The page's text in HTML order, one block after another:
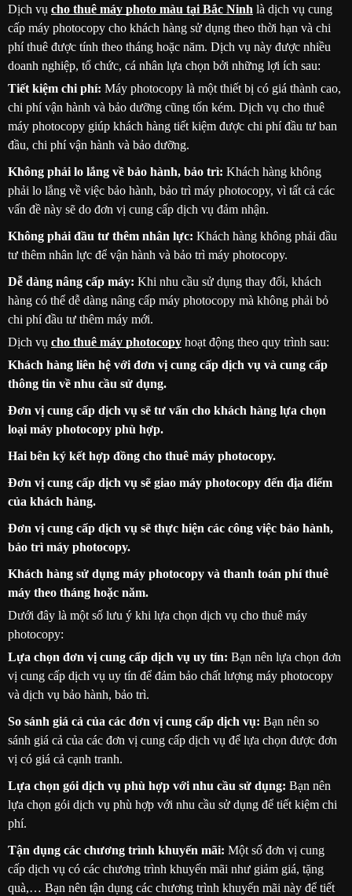
Dịch vụ cho thuê máy photo màu tại Bắc Ninh là dịch vụ cung
cấp máy photocopy cho khách hàng sử dụng theo thời hạn và chi
phí thuê được tính theo tháng hoặc năm. Dịch vụ này được nhiều
doanh nghiệp, tổ chức, cá nhân lựa chọn bởi những lợi ích sau:
Tiết kiệm chi phí: Máy photocopy là một thiết bị có giá thành cao,
chi phí vận hành và bảo dưỡng cũng tốn kém. Dịch vụ cho thuê
máy photocopy giúp khách hàng tiết kiệm được chi phí đầu tư ban
đầu, chi phí vận hành và bảo dưỡng.
Không phải lo lắng về bảo hành, bảo trì: Khách hàng không
phải lo lắng về việc bảo hành, bảo trì máy photocopy, vì tất cả các
vấn đề này sẽ do đơn vị cung cấp dịch vụ đảm nhận.
Không phải đầu tư thêm nhân lực: Khách hàng không phải đầu
tư thêm nhân lực để vận hành và bảo trì máy photocopy.
Dễ dàng nâng cấp máy: Khi nhu cầu sử dụng thay đổi, khách
hàng có thể dễ dàng nâng cấp máy photocopy mà không phải bỏ
chi phí đầu tư thêm máy mới.
Dịch vụ cho thuê máy photocopy hoạt động theo quy trình sau:
Khách hàng liên hệ với đơn vị cung cấp dịch vụ và cung cấp
thông tin về nhu cầu sử dụng.
Đơn vị cung cấp dịch vụ sẽ tư vấn cho khách hàng lựa chọn
loại máy photocopy phù hợp.
Hai bên ký kết hợp đồng cho thuê máy photocopy.
Đơn vị cung cấp dịch vụ sẽ giao máy photocopy đến địa điểm
của khách hàng.
Đơn vị cung cấp dịch vụ sẽ thực hiện các công việc bảo hành,
bảo trì máy photocopy.
Khách hàng sử dụng máy photocopy và thanh toán phí thuê
máy theo tháng hoặc năm.
Dưới đây là một số lưu ý khi lựa chọn dịch vụ cho thuê máy
photocopy:
Lựa chọn đơn vị cung cấp dịch vụ uy tín: Bạn nên lựa chọn đơn
vị cung cấp dịch vụ uy tín để đảm bảo chất lượng máy photocopy
và dịch vụ bảo hành, bảo trì.
So sánh giá cả của các đơn vị cung cấp dịch vụ: Bạn nên so
sánh giá cả của các đơn vị cung cấp dịch vụ để lựa chọn được đơn
vị có giá cả cạnh tranh.
Lựa chọn gói dịch vụ phù hợp với nhu cầu sử dụng: Bạn nên
lựa chọn gói dịch vụ phù hợp với nhu cầu sử dụng để tiết kiệm chi
phí.
Tận dụng các chương trình khuyến mãi: Một số đơn vị cung
cấp dịch vụ có các chương trình khuyến mãi như giảm giá, tặng
quà,… Bạn nên tận dụng các chương trình khuyến mãi này để tiết